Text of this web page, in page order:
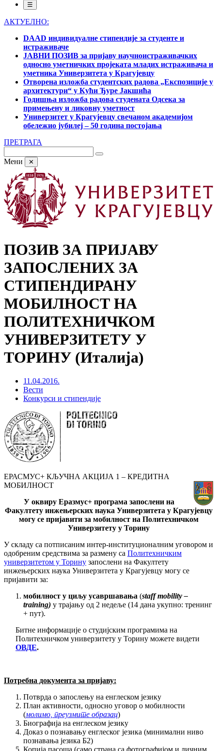
☰
АКТУЕЛНО:
DAAD индивидуалне стипендије за студенте и
истраживаче
ЈАВНИ ПОЗИВ за пријаву научноистраживачких
односно уметничких пројеката младих истраживача и
уметника Универзитета у Крагујевцу
Отворена изложба студентских радова „Експозиције у
архитектури“ у Кући Ђуре Јакшића
Годишња изложба радова студената Одсека за
примењену и ликовну уметност
Универзитет у Крагујевцу свечаном академијом
обележио јубилеј – 50 година постојања
ПРЕТРАГА
Мени ✕
ПОЗИВ ЗА ПРИЈАВУ
ЗАПОСЛЕНИХ ЗА
СТИПЕНДИРАНУ
МОБИЛНОСТ НА
ПОЛИТЕХНИЧКОМ
УНИВЕРЗИТЕТУ У
ТОРИНУ (Италија)
11.04.2016.
Вести
Конкурси и стипендије
ЕРАСМУС+ КЉУЧНА АКЦИЈА 1 – КРЕДИТНА
МОБИЛНОСТ
У оквиру Еразмус+ програма запослени на
Факултету инжењерских наука Универзитета у Крагујевцу
могу се пријавити за мобилност на Политехничком
Универзитету у Торину
У складу са потписаним интер-институционалним уговором и
одобреним средствима за размену са Политехничким
универзитетом у Торину запослени на Факултету
инжењерских наука Универзитета у Крагујевцу могу се
пријавити за:
мобилност у циљу усавршавања (staff mobility –
training) у трајању од 2 недеље (14 дана укупно: тренинг
+ пут).
Битне информације о студијским програмима на
Политехничком универзитету у Торину можете видети
ОВДЕ.
Потребна документа за пријаву:
Потврда о запослењу на енглеском језику
План активности, односно уговор о мобилности
(молимо, преузмите образац)
Биографија на енглеском језику
Доказ о познавању енглеског језика (минимални ниво
познавања језика Б2)
Копија пасоша (само страна са фотографијом и личним